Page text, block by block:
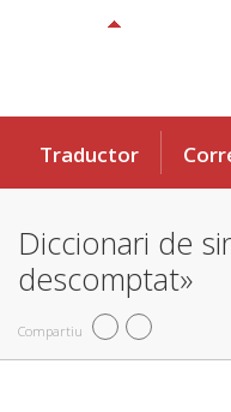
Traductor
Diccionari de
descomptat»
Compartiu